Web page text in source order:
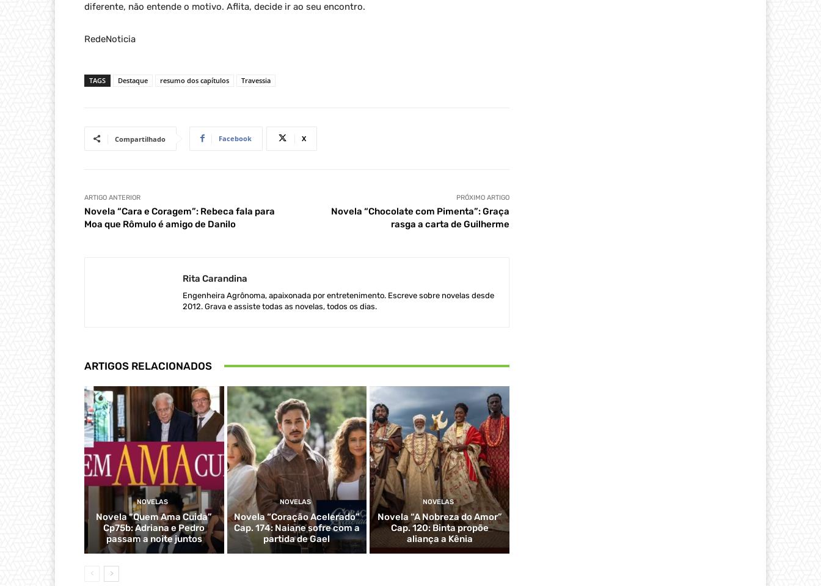
diferente, não entende o motivo. Aflita, decide ir ao seu encontro.
RedeNoticia
TAGS Destaque resumo dos capítulos Travessia
Compartilhado Facebook X
ARTIGO ANTERIOR
Novela “Cara e Coragem”: Rebeca fala para
Moa que Rômulo é amigo de Danilo
PRÓXIMO ARTIGO
Novela “Chocolate com Pimenta”: Graça
rasga a carta de Guilherme
Rita Carandina
Engenheira Agrônoma, apaixonada por entretenimento. Escreve sobre novelas desde
2012. Grava e assiste todas as novelas, todos os dias.
ARTIGOS RELACIONADOS
NOVELAS
Novela “Quem Ama Cuida”
Cp75b: Adriana e Pedro
passam a noite juntos
NOVELAS
Novela “Coração Acelerado”
Cap. 174: Naiane sofre com a
partida de Gael
NOVELAS
Novela “A Nobreza do Amor”
Cap. 120: Binta propõe
aliança a Kênia